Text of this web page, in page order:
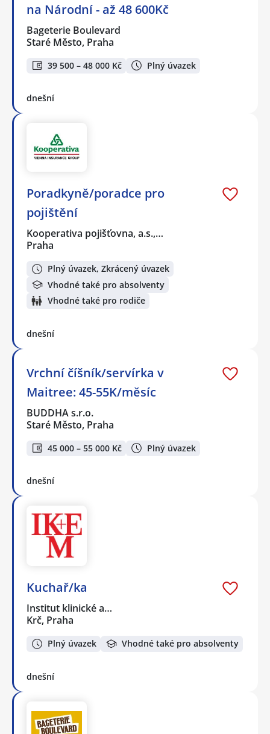
na Národní - až 48 600Kč
Bageterie Boulevard
Staré Město, Praha
39 500 – 48 000 Kč Plný úvazek
dnešní
Poradkyně/poradce pro
pojištění
Kooperativa pojišťovna, a.s.,…
Praha
Plný úvazek, Zkrácený úvazek
Vhodné také pro absolventy
Vhodné také pro rodiče
dnešní
Vrchní číšník/servírka v
Maitree: 45-55K/měsíc
BUDDHA s.r.o.
Staré Město, Praha
45 000 – 55 000 Kč Plný úvazek
dnešní
Kuchař/ka
Institut klinické a…
Krč, Praha
Plný úvazek Vhodné také pro absolventy
dnešní